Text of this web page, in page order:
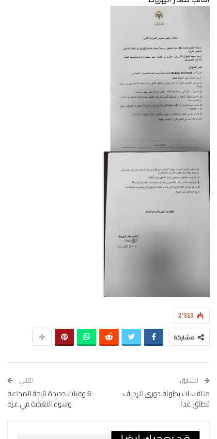
2٬313
مشاركة
السابق
منافسات بطولة دوري الرديف
تنطلق غدا
التالي
6 وفيات جديدة نتيجة المجاعة
وسوء التغذية في غزة